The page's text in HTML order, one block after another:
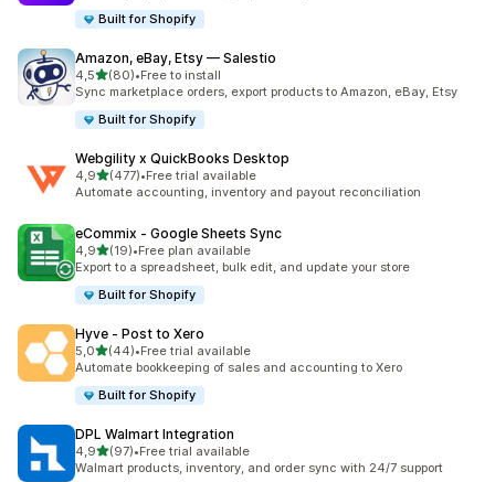
Built for Shopify
Amazon, eBay, Etsy — Salestio
4,5z 5 hvězd
(80)
Celkový počet recenzí: 80
•Free to install
Sync marketplace orders, export products to Amazon, eBay, Etsy
Built for Shopify
Webgility x QuickBooks Desktop
4,9z 5 hvězd
(477)
Celkový počet recenzí: 477
•Free trial available
Automate accounting, inventory and payout reconciliation
eCommix ‑ Google Sheets Sync
4,9z 5 hvězd
(19)
Celkový počet recenzí: 19
•Free plan available
Export to a spreadsheet, bulk edit, and update your store
Built for Shopify
Hyve ‑ Post to Xero
5,0z 5 hvězd
(44)
Celkový počet recenzí: 44
•Free trial available
Automate bookkeeping of sales and accounting to Xero
Built for Shopify
DPL Walmart Integration
4,9z 5 hvězd
(97)
Celkový počet recenzí: 97
•Free trial available
Walmart products, inventory, and order sync with 24/7 support